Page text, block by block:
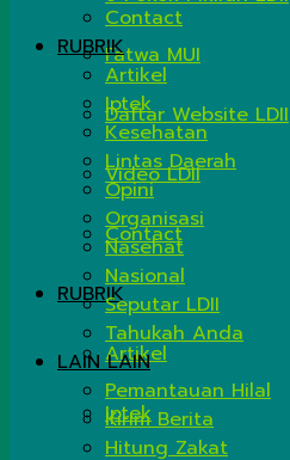
Fatwa MUI
Daftar Website LDII
Video LDII
Contact
RUBRIK
Artikel
Iptek
Contact
RUBRIK
Artikel
Iptek
Kesehatan
Lintas Daerah
Opini
Organisasi
Nasehat
Nasional
Seputar LDII
Tahukah Anda
LAIN LAIN
Pemantauan Hilal
Kirim Berita
Hitung Zakat